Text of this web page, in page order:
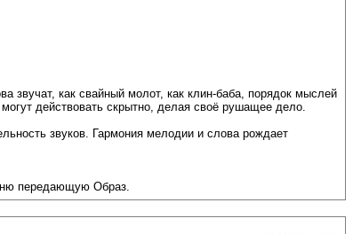
звучат, как свайный молот, как клин-баба, порядок мыслей
действовать скрытно, делая своё рушащее дело.
звуков. Гармония мелодии и слова рождает
передающую Образ.